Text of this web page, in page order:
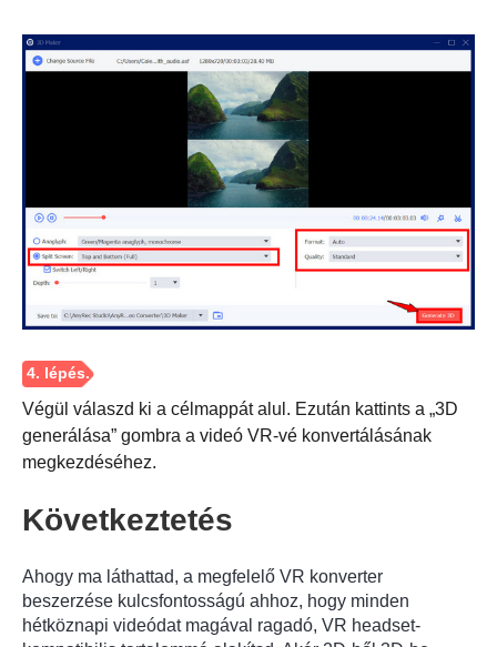
Végül válaszd ki a célmappát alul. Ezután kattints a „3D
generálása” gombra a videó VR-vé konvertálásának
megkezdéséhez.
Következtetés
Ahogy ma láthattad, a megfelelő VR konverter
beszerzése kulcsfontosságú ahhoz, hogy minden
hétköznapi videódat magával ragadó, VR headset-